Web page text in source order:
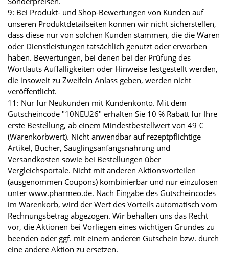
9: Bei Produkt- und Shop-Bewertungen von Kunden auf
unseren Produktdetailseiten können wir nicht sicherstellen,
dass diese nur von solchen Kunden stammen, die die Waren
oder Dienstleistungen tatsächlich genutzt oder erworben
haben. Bewertungen, bei denen bei der Prüfung des
Wortlauts Auffälligkeiten oder Hinweise festgestellt werden,
die insoweit zu Zweifeln Anlass geben, werden nicht
veröffentlicht.
11: Nur für Neukunden mit Kundenkonto. Mit dem
Gutscheincode "10NEU26" erhalten Sie 10 % Rabatt für Ihre
erste Bestellung, ab einem Mindestbestellwert von 49 €
(Warenkorbwert). Nicht anwendbar auf rezeptpflichtige
Artikel, Bücher, Säuglingsanfangsnahrung und
Versandkosten sowie bei Bestellungen über
Vergleichsportale. Nicht mit anderen Aktionsvorteilen
(ausgenommen Coupons) kombinierbar und nur einzulösen
unter www.pharmeo.de. Nach Eingabe des Gutscheincodes
im Warenkorb, wird der Wert des Vorteils automatisch vom
Rechnungsbetrag abgezogen. Wir behalten uns das Recht
vor, die Aktionen bei Vorliegen eines wichtigen Grundes zu
beenden oder ggf. mit einem anderen Gutschein bzw. durch
eine andere Aktion zu ersetzen.